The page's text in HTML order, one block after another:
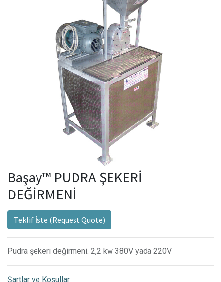
Başay™ PUDRA ŞEKERİ
DEĞİRMENİ
Teklif İste (Request Quote)
Pudra şekeri değirmeni. 2,2 kw 380V yada 220V
Şartlar ve Koşullar